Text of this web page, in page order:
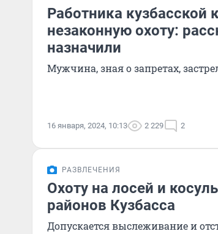
Работника кузбасской
незаконную охоту:
назначили
Мужчина, зная о запретах,
16 января, 2024, 10:13 2 229 2
РАЗВЛЕЧЕНИЯ
Охоту на лосей и
районов Кузбасса
Допускается выслеживание и